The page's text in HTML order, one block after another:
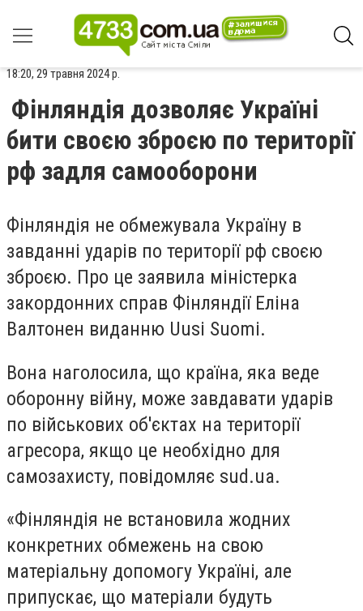
18:20, 29 травня 2024 р.
Фінляндія дозволяє Україні
бити своєю зброєю по території
рф задля самооборони
Фінляндія не обмежувала Україну в
завданні ударів по території рф своєю
зброєю. Про це заявила міністерка
закордонних справ Фінляндії Еліна
Валтонен виданню Uusi Suomi.
Вона наголосила, що країна, яка веде
оборонну війну, може завдавати ударів
по військових об'єктах на території
агресора, якщо це необхідно для
самозахисту, повідомляє sud.ua.
«Фінляндія не встановила жодних
конкретних обмежень на свою
матеріальну допомогу Україні, але
припускає, що матеріали будуть